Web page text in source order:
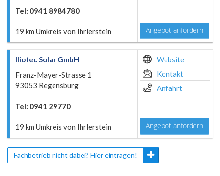
Tel: 0941 8984780
19 km Umkreis von Ihrlerstein Angebot anfordern
Iliotec Solar GmbH
Franz-Mayer-Strasse 1
93053 Regensburg
Tel: 0941 29770
19 km Umkreis von Ihrlerstein
Website
Kontakt
Anfahrt
Angebot anfordern
Fachbetrieb nicht dabei? Hier eintragen!